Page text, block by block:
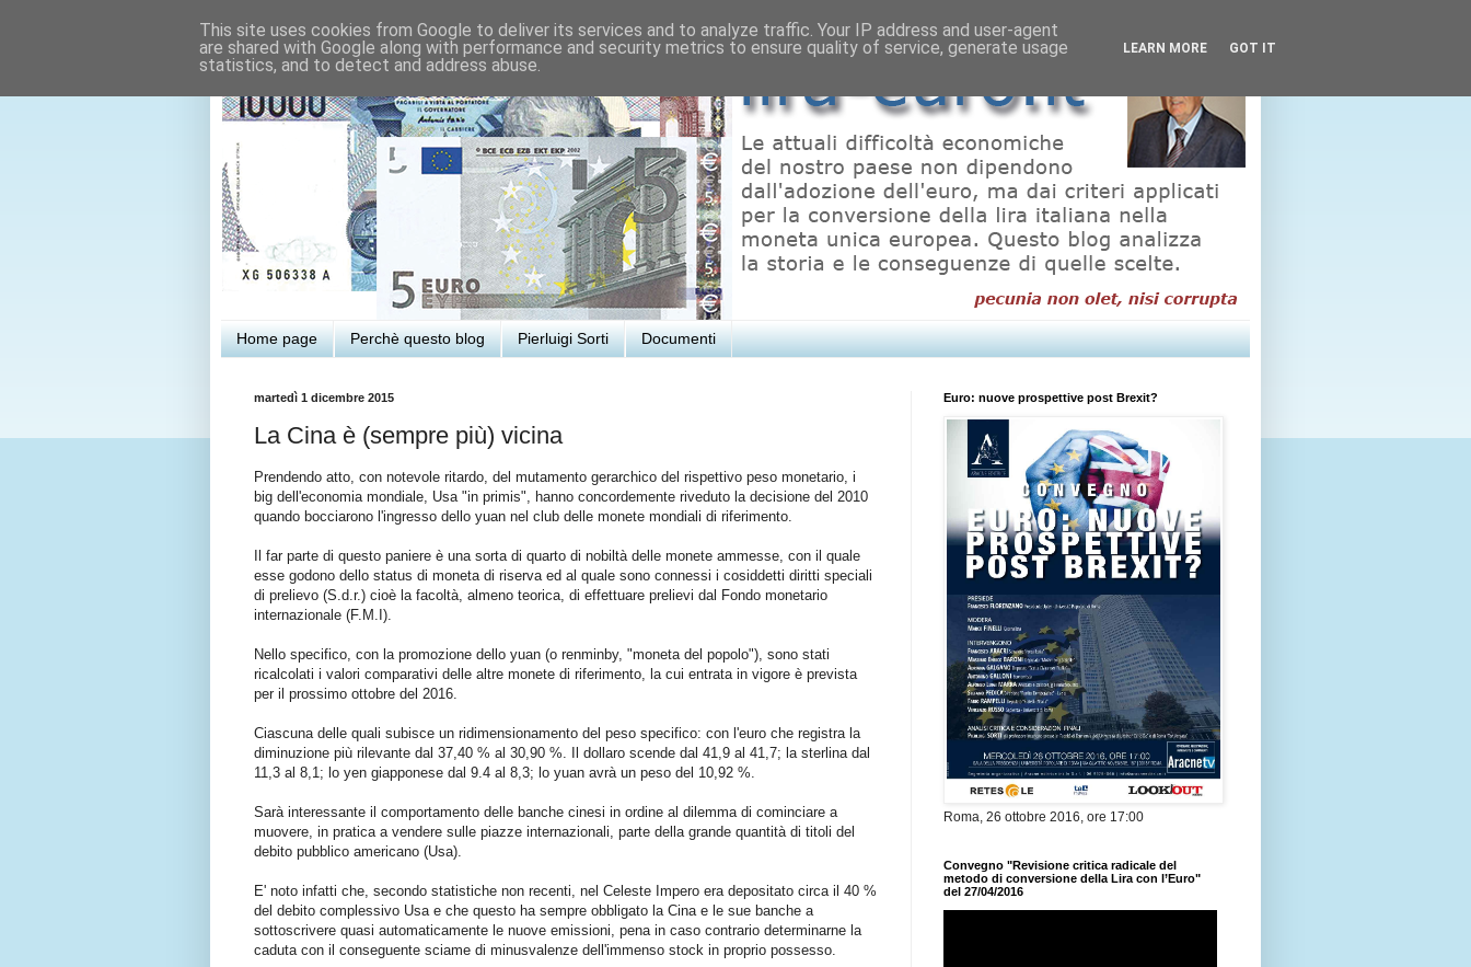
Home page Perchè questo blog Pierluigi Sorti Documenti
martedì 1 dicembre 2015
La Cina è (sempre più) vicina
Prendendo atto, con notevole ritardo, del mutamento gerarchico del rispettivo peso monetario, i
big dell'economia mondiale, Usa "in primis", hanno concordemente riveduto la decisione del 2010
quando bocciarono l'ingresso dello yuan nel club delle monete mondiali di riferimento.
Il far parte di questo paniere è una sorta di quarto di nobiltà delle monete ammesse, con il quale
esse godono dello status di moneta di riserva ed al quale sono connessi i cosiddetti diritti speciali
di prelievo (S.d.r.) cioè la facoltà, almeno teorica, di effettuare prelievi dal Fondo monetario
internazionale (F.M.I).
Nello specifico, con la promozione dello yuan (o renminby, "moneta del popolo"), sono stati
ricalcolati i valori comparativi delle altre monete di riferimento, la cui entrata in vigore è prevista
per il prossimo ottobre del 2016.
Ciascuna delle quali subisce un ridimensionamento del peso specifico: con l'euro che registra la
diminuzione più rilevante dal 37,40 % al 30,90 %. Il dollaro scende dal 41,9 al 41,7; la sterlina dal
11,3 al 8,1; lo yen giapponese dal 9.4 al 8,3; lo yuan avrà un peso del 10,92 %.
Sarà interessante il comportamento delle banche cinesi in ordine al dilemma di cominciare a
muovere, in pratica a vendere sulle piazze internazionali, parte della grande quantità di titoli del
debito pubblico americano (Usa).
E' noto infatti che, secondo statistiche non recenti, nel Celeste Impero era depositato circa il 40 %
del debito complessivo Usa e che questo ha sempre obbligato la Cina e le sue banche a
sottoscrivere quasi automaticamente le nuove emissioni, pena in caso contrario determinarne la
caduta con il conseguente sciame di minusvalenze dell'immenso stock in proprio possesso.
Euro: nuove prospettive post Brexit?
Roma, 26 ottobre 2016, ore 17:00
Convegno "Revisione critica radicale del
metodo di conversione della Lira con l’Euro"
del 27/04/2016
This site uses cookies from Google to deliver its services and to analyze traffic. Your IP address and user-agent
are shared with Google along with performance and security metrics to ensure quality of service, generate usage
statistics, and to detect and address abuse.
LEARN MORE GOT IT